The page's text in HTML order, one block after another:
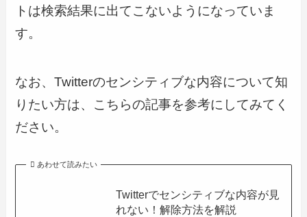
トは検索結果に出てこないようになっていま
す。
なお、Twitterのセンシティブな内容について知
りたい方は、こちらの記事を参考にしてみてく
ださい。
あわせて読みたい
Twitterでセンシティブな内容が見
れない！解除方法を解説